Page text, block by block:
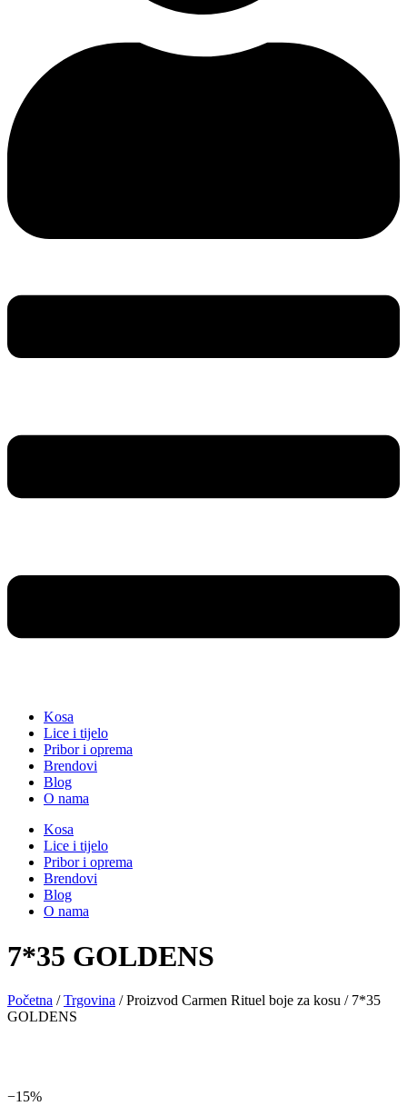
Kosa
Lice i tijelo
Pribor i oprema
Brendovi
Blog
O nama
Kosa
Lice i tijelo
Pribor i oprema
Brendovi
Blog
O nama
7*35 GOLDENS
Početna /Trgovina / Proizvod Carmen Rituel boje za kosu / 7*35
GOLDENS
−15%